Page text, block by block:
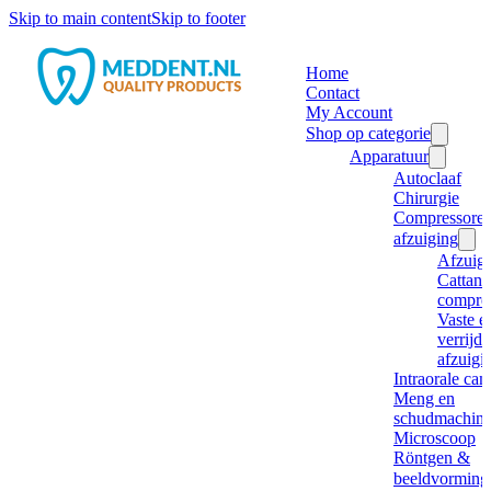
Skip to main contentSkip to footer
Home
Contact
My Account
Shop op categorie
Apparatuur
Autoclaaf
Chirurgie
afzuiging
Cattani
Vaste
Intraorale
Meng en
Microscoop
Röntgen &
beeldvorming